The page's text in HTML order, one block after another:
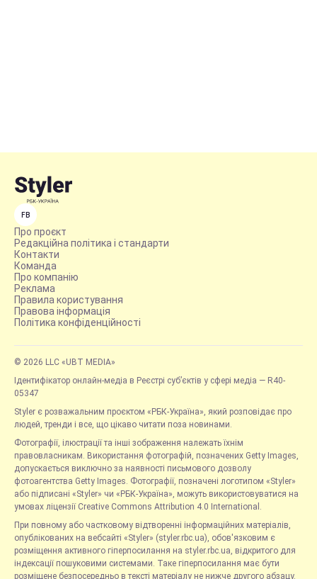
FB
Про проєкт
Редакційна політика і стандарти
Контакти
Команда
Про компанію
Реклама
Правила користування
Правова інформація
Політика конфіденційності
© 2026 LLC «UBT MEDIA»
Ідентифікатор онлайн-медіа в Реєстрі суб’єктів у сфері медіа — R40-
05347
Styler є розважальним проєктом «РБК-Україна», який розповідає про
людей, тренди і все, що цікаво читати поза новинами.
Фотографії, ілюстрації та інші зображення належать їхнім
правовласникам. Використання фотографій, позначених Getty Images,
допускається виключно за наявності письмового дозволу
фотоагентства Getty Images. Фотографії, позначені логотипом «Styler»
або підписані «Styler» чи «РБК-Україна», можуть використовуватися на
умовах ліцензії Creative Commons Attribution 4.0 International.
При повному або частковому відтворенні інформаційних матеріалів,
опублікованих на вебсайті «Styler» (styler.rbc.ua), обов'язковим є
розміщення активного гіперпосилання на styler.rbc.ua, відкритого для
індексації пошуковими системами. Таке гіперпосилання має бути
розміщене безпосередньо в тексті матеріалу не нижче другого абзацу.